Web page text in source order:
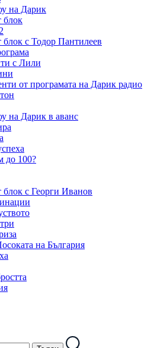
на Дарик
блок
блок с Тодор Пантилеев
с Лили
от програмата на Дарик радио
на Дарик в аванс
до 100?
блок с Георги Иванов
на България